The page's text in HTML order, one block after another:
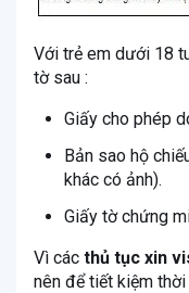
Với trẻ em dưới 18
tờ sau :
Giấy cho phép
Bản sao hộ
khác có ảnh).
Giấy tờ chứng
Vì các thủ tục xin
nên để tiết kiệm thời